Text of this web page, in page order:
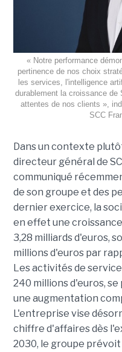
« Notre performance
pertinence de nos choix
les services, l'intelligence
durablement la croissance de
attentes de nos clients »,
SCC
Dans un contexte
directeur général de
communiqué
de son groupe et des
dernier exercice, la
en effet une croissance
3,28 milliards d'euros,
millions d'euros par
Les activités de
240 millions d'euros,
une augmentation
L'entreprise vise
chiffre d'affaires dès
2030, le groupe prévoit